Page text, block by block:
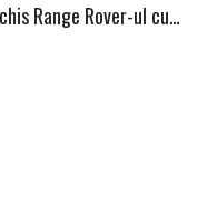
Range Rover-ul cu…